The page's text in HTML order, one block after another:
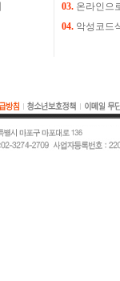
03. 온라인으
04. 악성코드